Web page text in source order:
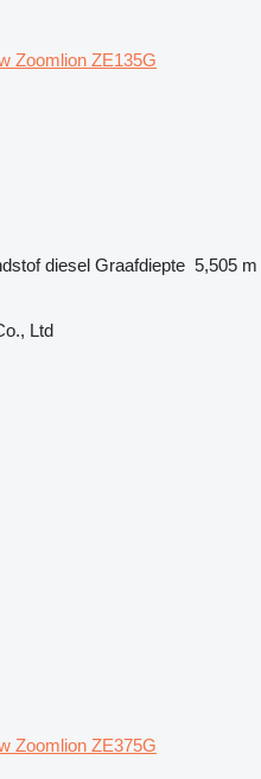
Zoomlion ZE135G
diesel Graafdiepte 5,505 m
Ltd
Zoomlion ZE375G